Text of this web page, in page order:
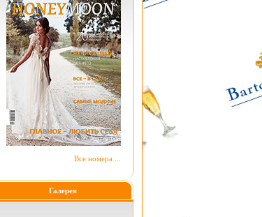
Все номера ...
Галерея